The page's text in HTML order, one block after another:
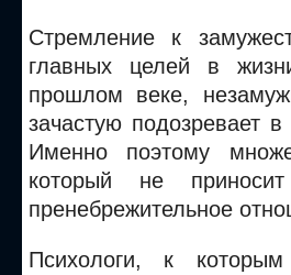
Стремление к
главных целей в
прошлом веке,
зачастую подозревает
Именно поэтому
который не
пренебрежительное
Психологи, к